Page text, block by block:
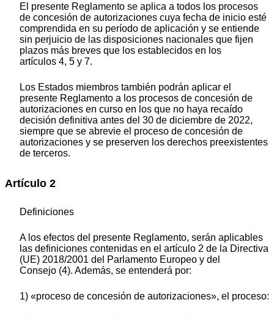
El presente Reglamento se aplica a todos los procesos
de concesión de autorizaciones cuya fecha de inicio esté
comprendida en su período de aplicación y se entiende
sin perjuicio de las disposiciones nacionales que fijen
plazos más breves que los establecidos en los
artículos 4, 5 y 7.
Los Estados miembros también podrán aplicar el
presente Reglamento a los procesos de concesión de
autorizaciones en curso en los que no haya recaído
decisión definitiva antes del 30 de diciembre de 2022,
siempre que se abrevie el proceso de concesión de
autorizaciones y se preserven los derechos preexistentes
de terceros.
Artículo 2
Definiciones
A los efectos del presente Reglamento, serán aplicables
las definiciones contenidas en el artículo 2 de la Directiva
(UE) 2018/2001 del Parlamento Europeo y del
Consejo (4). Además, se entenderá por:
1) «proceso de concesión de autorizaciones», el proceso: